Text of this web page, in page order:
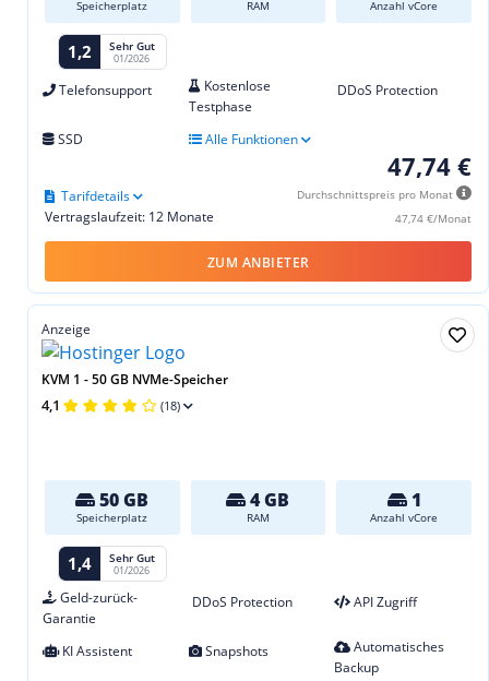
Speicherplatz RAM Anzahl vCore
1,2 Sehr Gut
01/2026
Telefonsupport
Kostenlose
Testphase
DDoS Protection
SSD Alle Funktionen
47,74 €
Durchschnittspreis pro Monat
47,74 €/Monat
Vertragslaufzeit: 12 Monate
Tarifdetails
ZUM ANBIETER
Anzeige
KVM 1 - 50 GB NVMe-Speicher
4,1 (18)
50 GB
Speicherplatz
4 GB
RAM
1
Anzahl vCore
1,4 Sehr Gut
01/2026
Geld-zurück-
Garantie
DDoS Protection API Zugriff
KI Assistent Snapshots
Automatisches
Backup